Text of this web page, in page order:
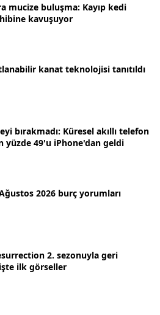
mucize buluşma: Kayıp kedi
kavuşuyor
kanat teknolojisi tanıtıldı
bırakmadı: Küresel akıllı telefon
yüzde 49'u iPhone'dan geldi
2026 burç yorumları
2. sezonuyla geri
ilk görseller